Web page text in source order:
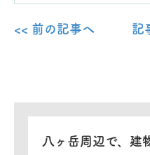
<< 前の記事へ 記
八ヶ岳周辺で、建